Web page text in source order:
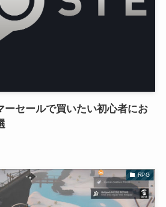
ーセールで買いたい初心者にお
RPG